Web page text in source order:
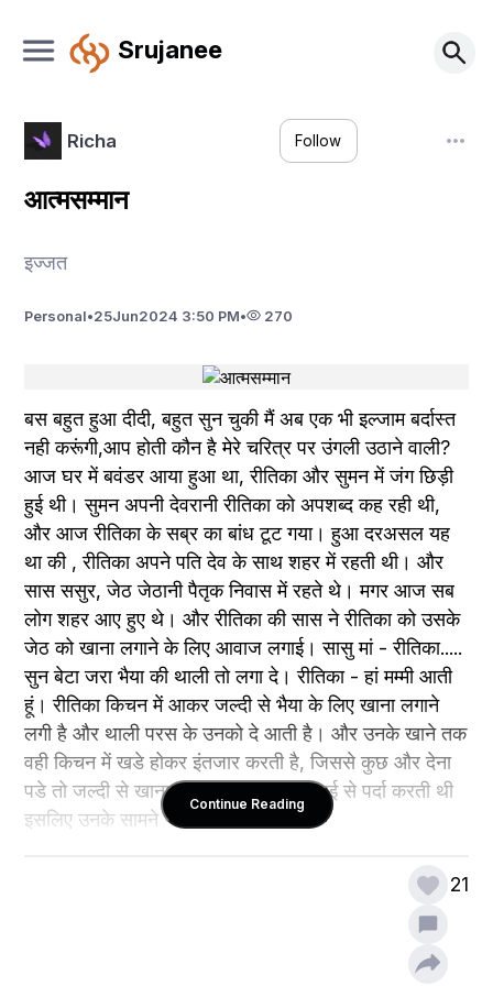
Srujanee
Richa Follow
आत्मसम्मान
इज्जत
Personal•25Jun2024 3:50 PM• 270
बस बहुत हुआ दीदी, बहुत सुन चुकी मैं अब एक भी इल्जाम बर्दास्त
नही करूंगी,आप होती कौन है मेरे चरित्र पर उंगली उठाने वाली?
आज घर में बवंडर आया हुआ था, रीतिका और सुमन में जंग छिड़ी
हुई थी। सुमन अपनी देवरानी रीतिका को अपशब्द कह रही थी,
और आज रीतिका के सब्र का बांध टूट गया। हुआ दरअसल यह
था की , रीतिका अपने पति देव के साथ शहर में रहती थी। और
सास ससुर, जेठ जेठानी पैतृक निवास में रहते थे। मगर आज सब
लोग शहर आए हुए थे। और रीतिका की सास ने रीतिका को उसके
जेठ को खाना लगाने के लिए आवाज लगाई। सासु मां - रीतिका.....
सुन बेटा जरा भैया की थाली तो लगा दे। रीतिका - हां मम्मी आती
हूं। रीतिका किचन में आकर जल्दी से भैया के लिए खाना लगाने
लगी है और थाली परस के उनको दे आती है। और उनके खाने तक
वही किचन में खडे होकर इंतजार करती है, जिससे कुछ और देना
पडे तो जल्दी से खाना परस दे। क्युकी बडे भाई से पर्दा करती थी
इसलिए उनके सामने नही बैठती थी।
इस उद्देश से वो किचन के दरवाजे की ओट से झांक कर जेठ की
यही देख रही थी। थोडी देर बाद रीतिका की जेठानी सुमन पीछे से
Continue Reading
21